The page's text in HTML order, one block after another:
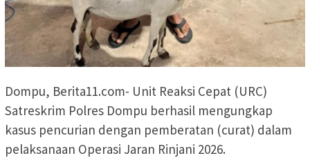
Dompu, Berita11.com- Unit Reaksi Cepat (URC)
Satreskrim Polres Dompu berhasil mengungkap
kasus pencurian dengan pemberatan (curat) dalam
pelaksanaan Operasi Jaran Rinjani 2026.